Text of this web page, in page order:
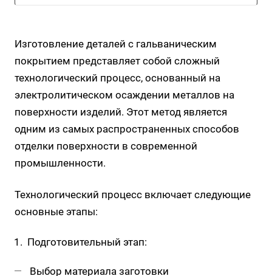
Изготовление деталей с гальваническим
покрытием представляет собой сложный
технологический процесс, основанный на
электролитическом осаждении металлов на
поверхности изделий. Этот метод является
одним из самых распространенных способов
отделки поверхности в современной
промышленности.
Технологический процесс включает следующие
основные этапы:
Подготовительный этап:
Выбор материала заготовки